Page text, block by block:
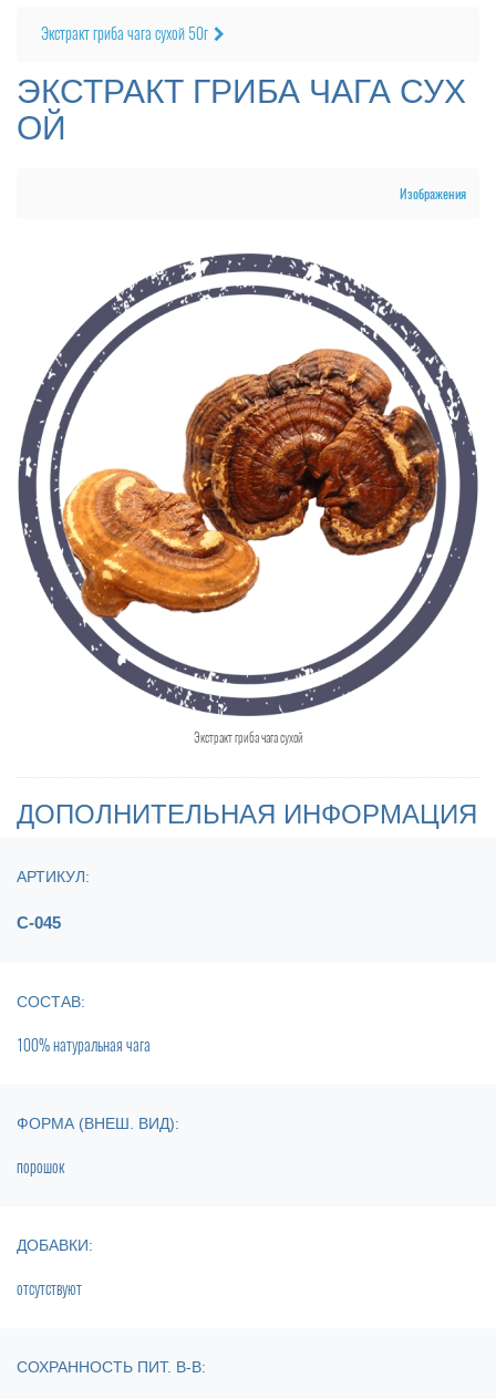
Экстракт гриба чага сухой 50г
ЭКСТРАКТ ГРИБА ЧАГА СУХ
ОЙ
Изображения
Экстракт гриба чага сухой
ДОПОЛНИТЕЛЬНАЯ ИНФОРМАЦИЯ
АРТИКУЛ:
С-045
СОСТАВ:
100% натуральная чага
ФОРМА (ВНЕШ. ВИД):
порошок
ДОБАВКИ:
отсутствуют
СОХРАННОСТЬ ПИТ. В-В: